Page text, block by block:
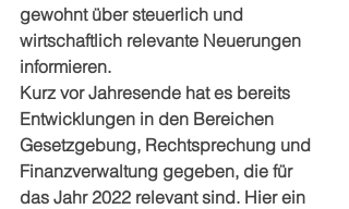
gewohnt über steuerlich und
wirtschaftlich relevante Neuerungen
informieren.
Kurz vor Jahresende hat es bereits
Entwicklungen in den Bereichen
Gesetzgebung, Rechtsprechung und
Finanzverwaltung gegeben, die für
das Jahr 2022 relevant sind. Hier ein